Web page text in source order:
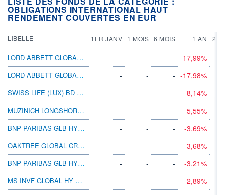
OBLIGATIONS INTERNATIONAL HAUT
RENDEMENT COUVERTES EN EUR
LIBELLE 1ER JANV 1 MOIS 6 MOIS 1 AN 2
LORD ABBETT GLOBAL HI YLD FD CL EUR H AC - - - -17,99%
LORD ABBETT GLOBAL HIGH YIELD I EUR HDIS
- - - -17,98%
SWISS LIFE (LUX) BD GLBL HY EUR S
- - -
-8,14%
MUZINICH LONGSHORTCREDITYLD HEUR ACC NJ
- - -
-5,55%
BNP PARIBAS GLB HY BD N CAP
- - -
-3,69%
OAKTREE GLOBAL CREDIT FUND I H EUR INC
- - -
-3,68%
BNP PARIBAS GLB HY BD CL USD MD DIS
- - -
-3,21%
MS INVF GLOBAL HY BD AHX
- - -
-2,89%